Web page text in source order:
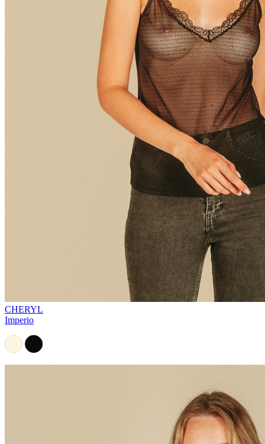
CHERYL
Imperio